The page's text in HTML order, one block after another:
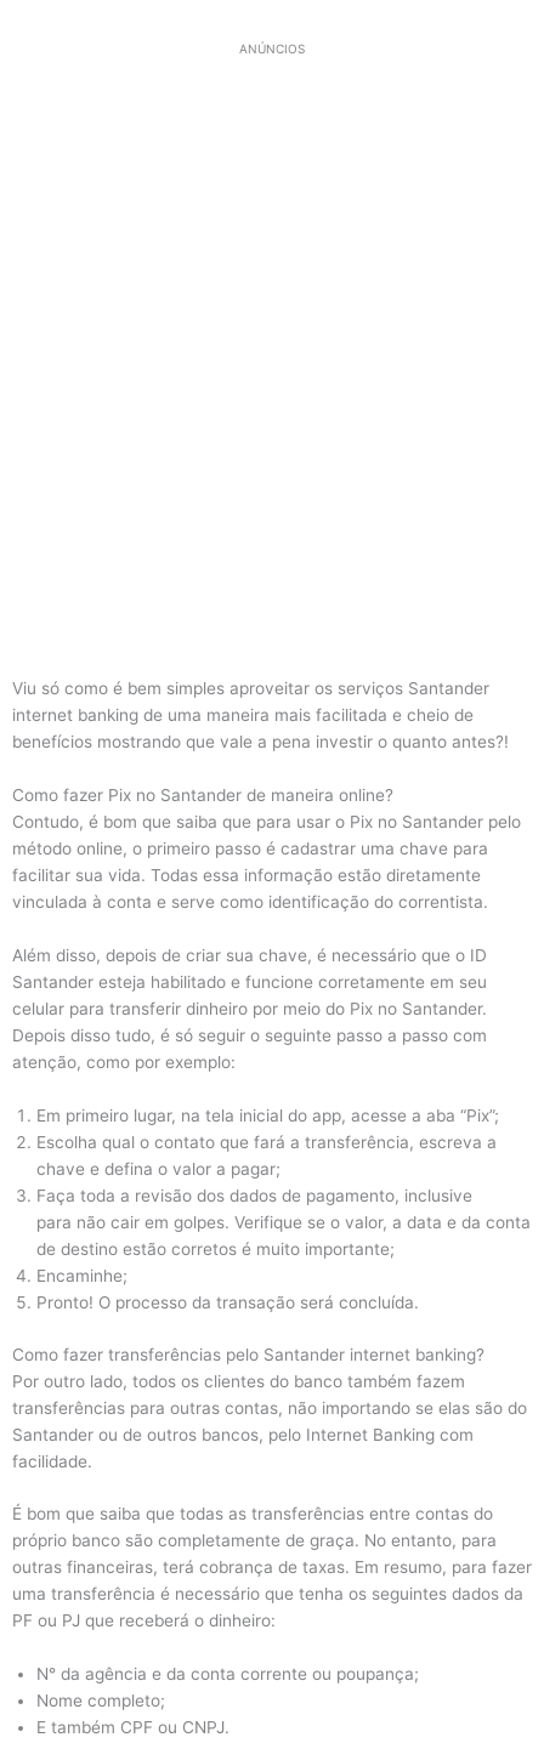
ANÚNCIOS
Viu só como é bem simples aproveitar os serviços Santander
internet banking de uma maneira mais facilitada e cheio de
benefícios mostrando que vale a pena investir o quanto antes?!
Como fazer Pix no Santander de maneira online?
Contudo, é bom que saiba que para usar o Pix no Santander pelo
método online, o primeiro passo é cadastrar uma chave para
facilitar sua vida. Todas essa informação estão diretamente
vinculada à conta e serve como identificação do correntista.
Além disso, depois de criar sua chave, é necessário que o ID
Santander esteja habilitado e funcione corretamente em seu
celular para transferir dinheiro por meio do Pix no Santander.
Depois disso tudo, é só seguir o seguinte passo a passo com
atenção, como por exemplo:
Em primeiro lugar, na tela inicial do app, acesse a aba “Pix”;
Escolha qual o contato que fará a transferência, escreva a
chave e defina o valor a pagar;
Faça toda a revisão dos dados de pagamento, inclusive
para não cair em golpes. Verifique se o valor, a data e da conta
de destino estão corretos é muito importante;
Encaminhe;
Pronto! O processo da transação será concluída.
Como fazer transferências pelo Santander internet banking?
Por outro lado, todos os clientes do banco também fazem
transferências para outras contas, não importando se elas são do
Santander ou de outros bancos, pelo Internet Banking com
facilidade.
É bom que saiba que todas as transferências entre contas do
próprio banco são completamente de graça. No entanto, para
outras financeiras, terá cobrança de taxas. Em resumo, para fazer
uma transferência é necessário que tenha os seguintes dados da
PF ou PJ que receberá o dinheiro:
N° da agência e da conta corrente ou poupança;
Nome completo;
E também CPF ou CNPJ.